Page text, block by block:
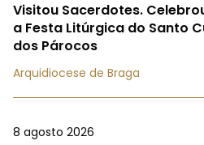
Visitou Sacerdotes.
a Festa Litúrgica do Santo
dos Párocos
Arquidiocese de Braga
8 agosto 2026